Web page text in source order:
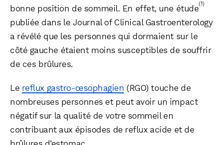
bonne position de sommeil. En effet, une étude(1)
publiée dans le Journal of Clinical Gastroenterology
a révélé que les personnes qui dormaient sur le
côté gauche étaient moins susceptibles de souffrir
de ces brûlures.
Le reflux gastro-œsophagien (RGO) touche de
nombreuses personnes et peut avoir un impact
négatif sur la qualité de votre sommeil en
contribuant aux épisodes de reflux acide et de